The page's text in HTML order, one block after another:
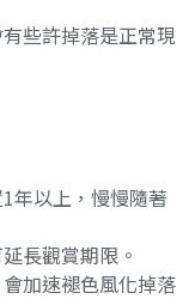
些許掉落是正常現
年以上，慢慢隨著
長觀賞期限。
加速褪色風化掉落